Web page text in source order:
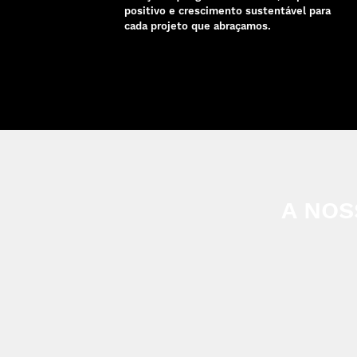
positivo e crescimento sustentável para
cada projeto que abraçamos.